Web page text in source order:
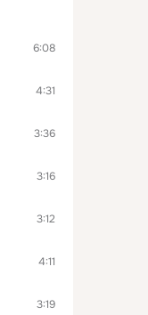
6:08
4:31
3:36
3:16
3:12
4:11
3:19